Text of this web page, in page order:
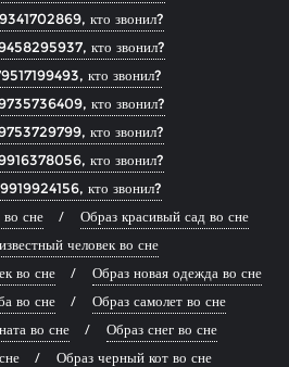
кто звонил?
кто звонил?
кто звонил?
кто звонил?
кто звонил?
кто звонил?
кто звонил?
сне
Образ красивый сад во сне
человек во сне
во сне
Образ новая одежда во сне
во сне
Образ самолет во сне
во сне
Образ снег во сне
Образ черный кот во сне